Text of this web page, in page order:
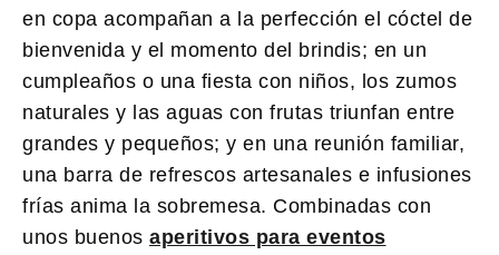
en copa acompañan a la perfección el cóctel de
bienvenida y el momento del brindis; en un
cumpleaños o una fiesta con niños, los zumos
naturales y las aguas con frutas triunfan entre
grandes y pequeños; y en una reunión familiar,
una barra de refrescos artesanales e infusiones
frías anima la sobremesa. Combinadas con
unos buenos aperitivos para eventos